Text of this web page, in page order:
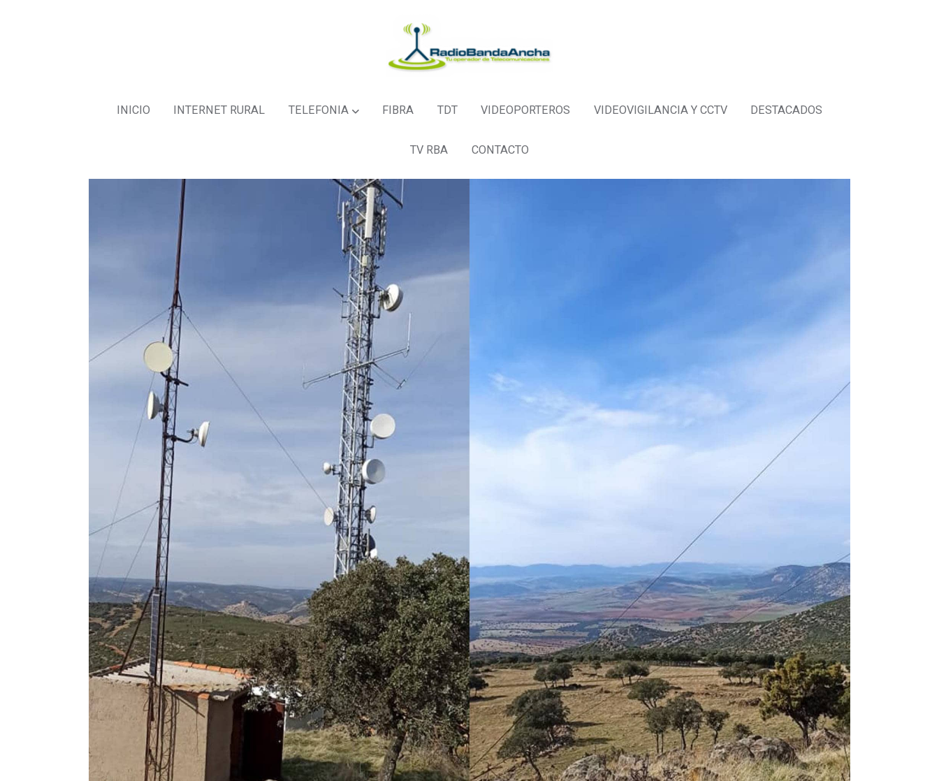
INICIO INTERNET RURAL TELEFONIA FIBRA TDT VIDEOPORTEROS VIDEOVIGILANCIA Y CCTV DESTACADOS
TV RBA CONTACTO